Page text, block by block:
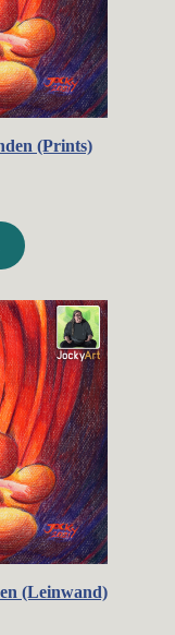
(Prints)
50,00 €
(Leinwand)